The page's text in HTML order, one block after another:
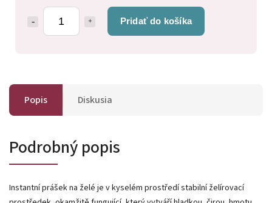
Pridať do košíka
Popis Diskusia
Podrobný popis
Instantní prášek na želé je v kyselém prostředí stabilní želírovací